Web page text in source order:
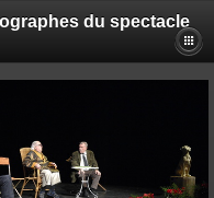
du spectacle